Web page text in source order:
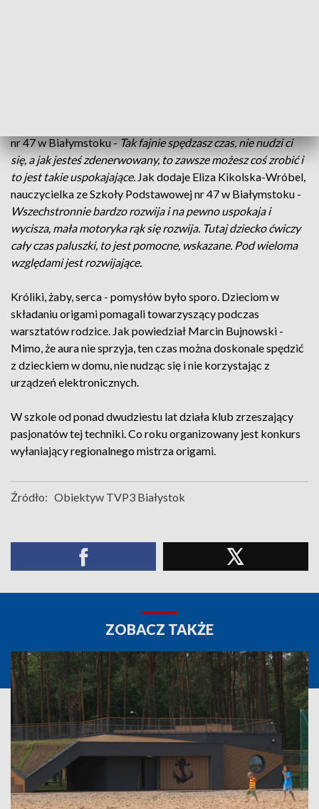
nr 47 w Białymstoku - Tak fajnie spędzasz czas, nie nudzi ci
się, a jak jesteś zdenerwowany, to zawsze możesz coś zrobić i
to jest takie uspokajające. Jak dodaje Eliza Kikolska-Wróbel,
nauczycielka ze Szkoły Podstawowej nr 47 w Białymstoku -
Wszechstronnie bardzo rozwija i na pewno uspokaja i
wycisza, mała motoryka rąk się rozwija. Tutaj dziecko ćwiczy
cały czas paluszki, to jest pomocne, wskazane. Pod wieloma
względami jest rozwijające.
Króliki, żaby, serca - pomysłów było sporo. Dzieciom w
składaniu origami pomagali towarzyszący podczas
warsztatów rodzice. Jak powiedział Marcin Bujnowski -
Mimo, że aura nie sprzyja, ten czas można doskonale spędzić
z dzieckiem w domu, nie nudząc się i nie korzystając z
urządzeń elektronicznych.
W szkole od ponad dwudziestu lat działa klub zrzeszający
pasjonatów tej techniki. Co roku organizowany jest konkurs
wyłaniający regionalnego mistrza origami.
Źródło: Obiektyw TVP3 Białystok
ZOBACZ TAKŻE